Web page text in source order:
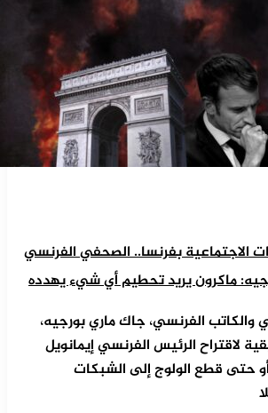
الاجتماعية بفرنسا.. الصحفي الفرنسي
ماكرون يريد تحطيم أي شيء يهدده
الفرنسي، جاك ماري بورجيه،
لاقتراح الرئيس الفرنسي إيمانويل
حتى قطع الولوج إلى الشبكات